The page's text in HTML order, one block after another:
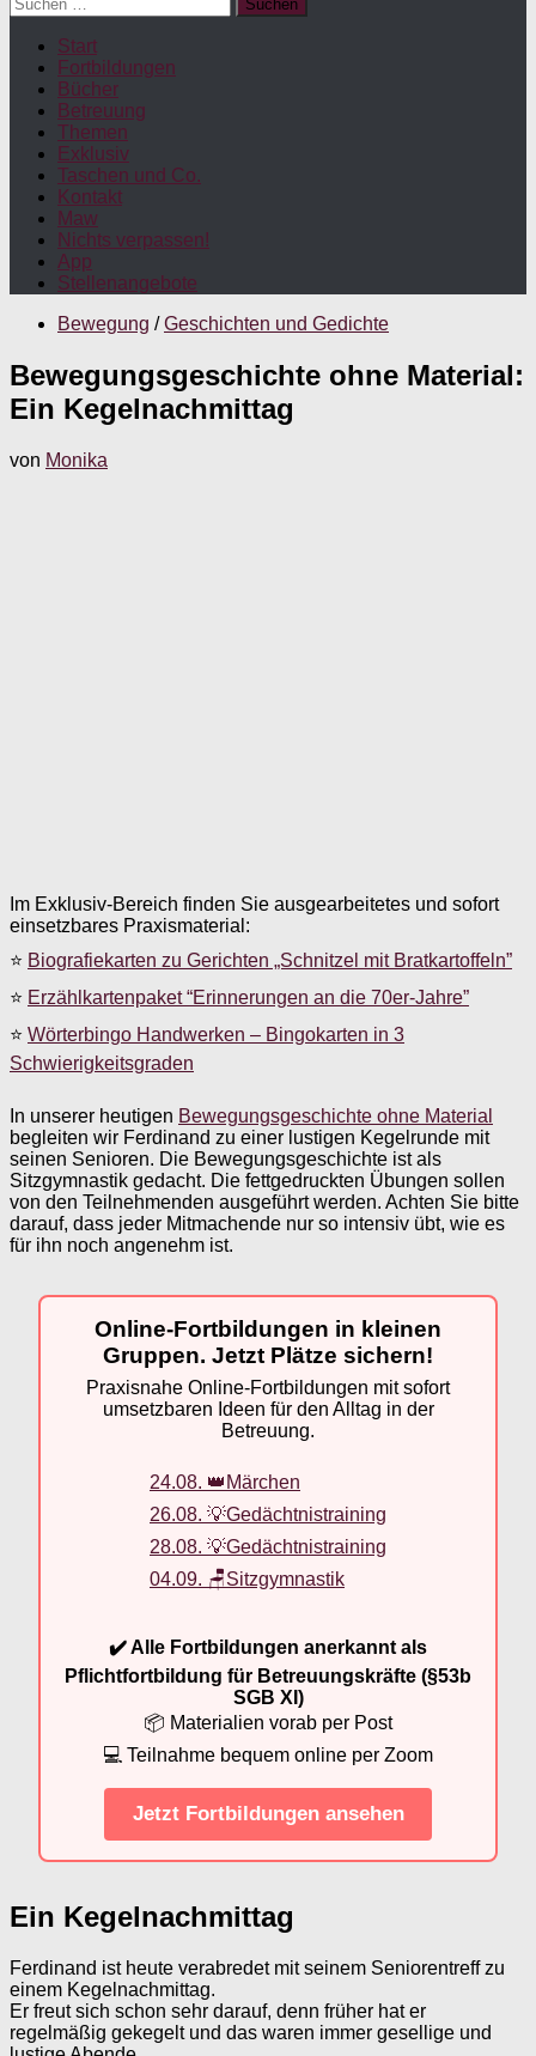
nach:
Start
Fortbildungen
Bücher
Betreuung
Themen
Exklusiv
Taschen und Co.
Kontakt
Maw
Nichts verpassen!
App
Stellenangebote
Bewegung / Geschichten und Gedichte
Bewegungsgeschichte ohne Material:
Ein Kegelnachmittag
von Monika
Im Exklusiv-Bereich finden Sie ausgearbeitetes und sofort
einsetzbares Praxismaterial:
⭐ Biografiekarten zu Gerichten „Schnitzel mit Bratkartoffeln”
⭐ Erzählkartenpaket “Erinnerungen an die 70er-Jahre”
⭐ Wörterbingo Handwerken – Bingokarten in 3
Schwierigkeitsgraden
In unserer heutigen Bewegungsgeschichte ohne Material
begleiten wir Ferdinand zu einer lustigen Kegelrunde mit
seinen Senioren. Die Bewegungsgeschichte ist als
Sitzgymnastik gedacht. Die fettgedruckten Übungen sollen
von den Teilnehmenden ausgeführt werden. Achten Sie bitte
darauf, dass jeder Mitmachende nur so intensiv übt, wie es
für ihn noch angenehm ist.
Online-Fortbildungen in kleinen
Gruppen. Jetzt Plätze sichern!
Praxisnahe Online-Fortbildungen mit sofort
umsetzbaren Ideen für den Alltag in der
Betreuung.
24.08. 👑Märchen
26.08. 💡Gedächtnistraining
28.08. 💡Gedächtnistraining
04.09. 🪑Sitzgymnastik
✔️ Alle Fortbildungen anerkannt als
Pflichtfortbildung für Betreuungskräfte (§53b
SGB XI)
📦 Materialien vorab per Post
💻 Teilnahme bequem online per Zoom
Jetzt Fortbildungen ansehen
Ein Kegelnachmittag
Ferdinand ist heute verabredet mit seinem Seniorentreff zu
einem Kegelnachmittag.
Er freut sich schon sehr darauf, denn früher hat er
regelmäßig gekegelt und das waren immer gesellige und